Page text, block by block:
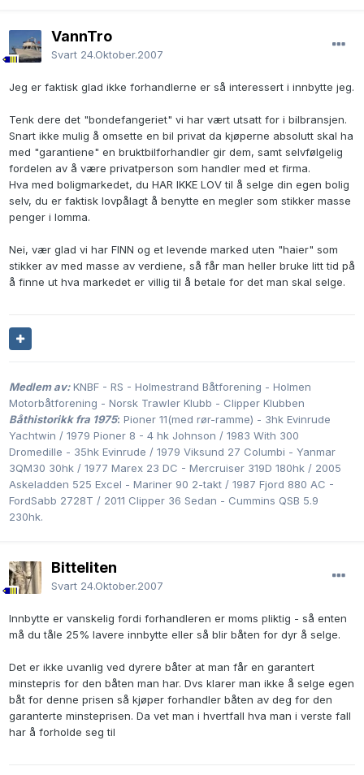
VannTro
Svart 24.Oktober.2007
Jeg er faktisk glad ikke forhandlerne er så interessert i innbytte jeg.
Tenk dere det "bondefangeriet" vi har vært utsatt for i bilbransjen.
Snart ikke mulig å omsette en bil privat da kjøperne absolutt skal ha
med "garantiene" en bruktbilforhandler gir dem, samt selvfølgelig
fordelen av å være privatperson som handler med et firma.
Hva med boligmarkedet, du HAR IKKE LOV til å selge din egen bolig
selv, du er faktisk lovpålagt å benytte en megler som stikker masse
penger i lomma.
Nei, vær glad vi har FINN og et levende marked uten "haier" som
stikker av med masse av verdiene, så får man heller bruke litt tid på
å finne ut hva markedet er villig til å betale for det man skal selge.
Medlem av:KNBF - RS - Holmestrand Båtforening - Holmen
Motorbåtforening - Norsk Trawler Klubb - Clipper Klubben
Båthistorikk fra 1975: Pioner 11(med rør-ramme) - 3hk Evinrude
Yachtwin / 1979 Pioner 8 - 4 hk Johnson / 1983 With 300
Dromedille - 35hk Evinrude / 1979 Viksund 27 Columbi - Yanmar
3QM30 30hk / 1977 Marex 23 DC - Mercruiser 319D 180hk / 2005
Askeladden 525 Excel - Mariner 90 2-takt / 1987 Fjord 880 AC -
FordSabb 2728T / 2011 Clipper 36 Sedan - Cummins QSB 5.9
230hk.
Bitteliten
Svart 24.Oktober.2007
Innbytte er vanskelig fordi forhandleren er moms pliktig - så enten
må du tåle 25% lavere innbytte eller så blir båten for dyr å selge.
Det er ikke uvanlig ved dyrere båter at man får en garantert
minstepris for den båten man har. Dvs klarer man ikke å selge egen
båt for denne prisen så kjøper forhandler båten av deg for den
garanterte minsteprisen. Da vet man i hvertfall hva man i verste fall
har å forholde seg til